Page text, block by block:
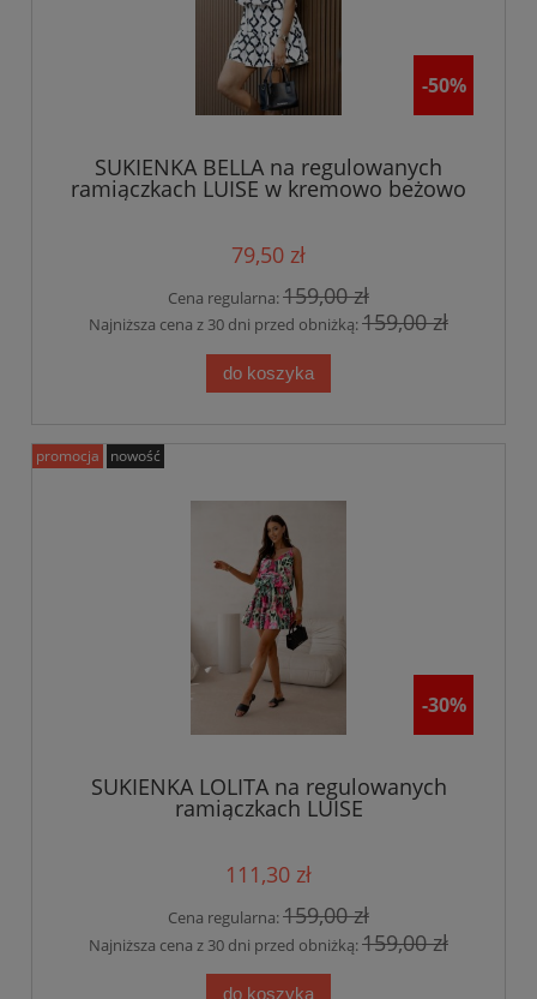
-50%
SUKIENKA BELLA na regulowanych
ramiączkach LUISE w kremowo beżowo
79,50 zł
Cena regularna:159,00 zł
Najniższa cena z 30 dni przed obniżką:159,00 zł
do koszyka
-30%
SUKIENKA LOLITA na regulowanych
ramiączkach LUISE
111,30 zł
Cena regularna:159,00 zł
Najniższa cena z 30 dni przed obniżką:159,00 zł
do koszyka
promocja nowość